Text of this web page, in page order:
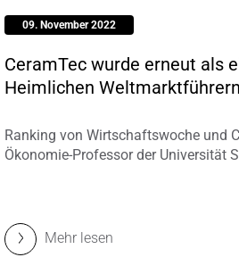
09. November 2022
CeramTec wurde erneut als
Heimlichen
Ranking von Wirtschaftswoche und
Ökonomie-Professor der Universität
Mehr lesen